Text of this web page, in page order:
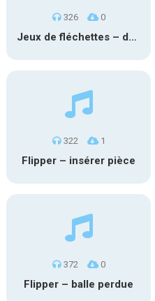
326 0
Jeux de fléchettes – ds cible 2
322 1
Flipper – insérer pièce
372 0
Flipper – balle perdue